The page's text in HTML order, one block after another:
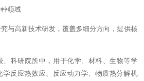
领域
与高新技术研发，覆盖多细分方向，提供核
、科研院所中，用于化学、材料、生物等学
学反应热效应、反应动力学、物质热分解机